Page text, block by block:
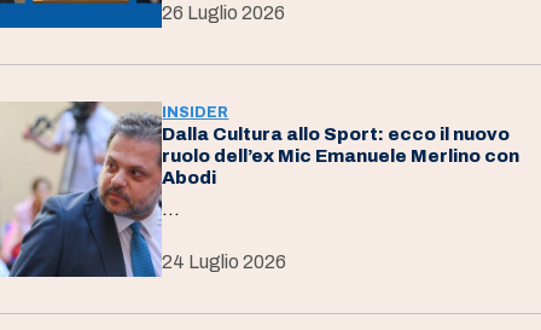
26 Luglio 2026
INSIDER
Dalla Cultura allo Sport: ecco il nuovo
ruolo dell’ex Mic Emanuele Merlino con
Abodi
…
24 Luglio 2026